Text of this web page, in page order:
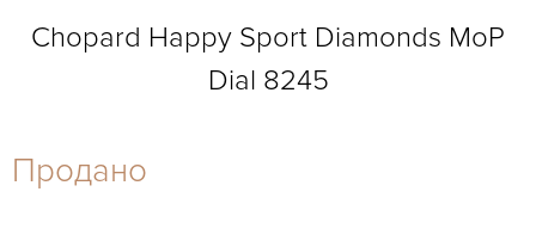
27-44
Chopard Happy Sport Diamonds MoP
Dial 8245
Продано